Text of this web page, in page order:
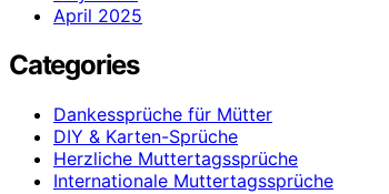
April 2025
Categories
Dankessprüche für Mütter
DIY & Karten-Sprüche
Herzliche Muttertagssprüche
Internationale Muttertagssprüche